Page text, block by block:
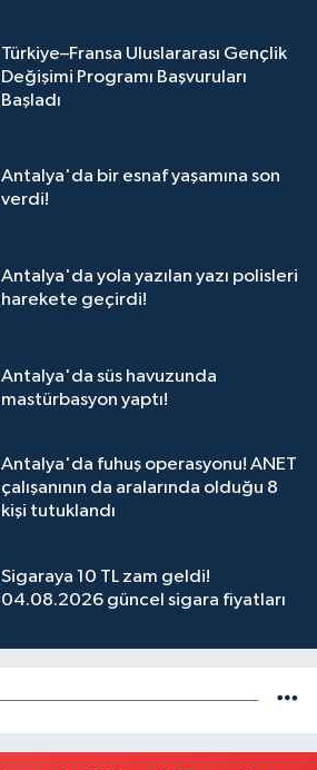
Türkiye–Fransa Uluslararası Gençlik
Değişimi Programı Başvuruları
Başladı
Antalya'da bir esnaf yaşamına son
verdi!
Antalya'da yola yazılan yazı polisleri
harekete geçirdi!
Antalya'da süs havuzunda
mastürbasyon yaptı!
Antalya'da fuhuş operasyonu! ANET
çalışanının da aralarında olduğu 8
kişi tutuklandı
Sigaraya 10 TL zam geldi!
04.08.2026 güncel sigara fiyatları